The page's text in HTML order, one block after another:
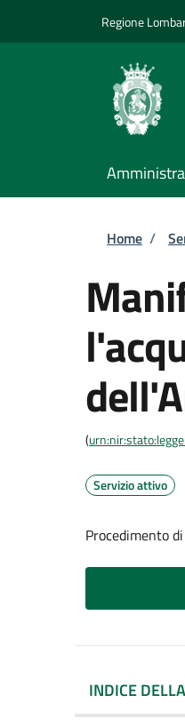
Regione
Home /
(
Servizio attivo
Procedimento
INDICE